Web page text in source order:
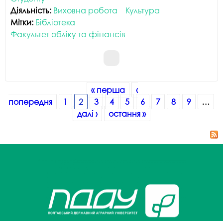
Діяльність: Виховна робота
Культура
Мітки: Бібліотека
Факультет обліку та фінансів
« перша
‹
попередня
1 2 3 4 5 6 7 8 9
…
далі ›
остання »